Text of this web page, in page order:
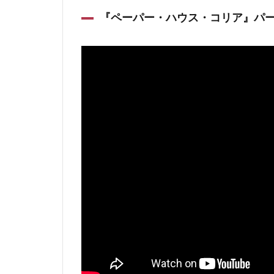
『ペーパー・ハウス・コリア』パ